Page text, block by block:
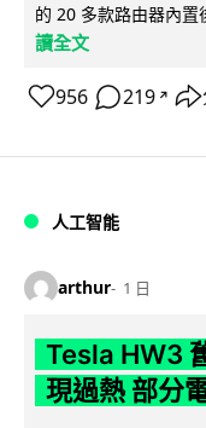
的 20 多款路由器內
讀全文
956 219 ↗
人工智能
arthur 1 日
Tesla HW3
現過熱 部分